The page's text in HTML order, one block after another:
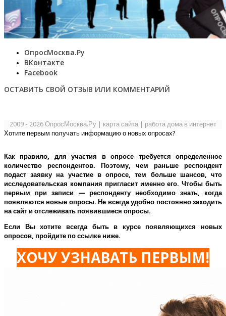
ОпросМосква.Ру
ВКонтакте
Facebook
ОСТАВИТЬ СВОЙ ОТЗЫВ ИЛИ КОММЕНТАРИЙ
2009 - 2026 ОпросМосква.Ру карта сайта
работа дома в интернет
Хотите первым получать информацию о новых опросах?
Как правило, для участия в опросе требуется определенное
количество респондентов. Поэтому, чем раньше респондент
подаст заявку на участие в опросе, тем больше шансов, что
исследовательская компания пригласит именно его.Чтобы быть
первым при записи — респонденту необходимо знать, когда
появляются новые опросы. Не всегда удобно постоянно заходить
на сайт и отслеживать появившиеся опросы.
Если Вы хотите всегда быть в курсе появляющихся новых
опросов, пройдите по ссылке ниже.
ХОЧУ УЗНАВАТЬ ПЕРВЫМ!